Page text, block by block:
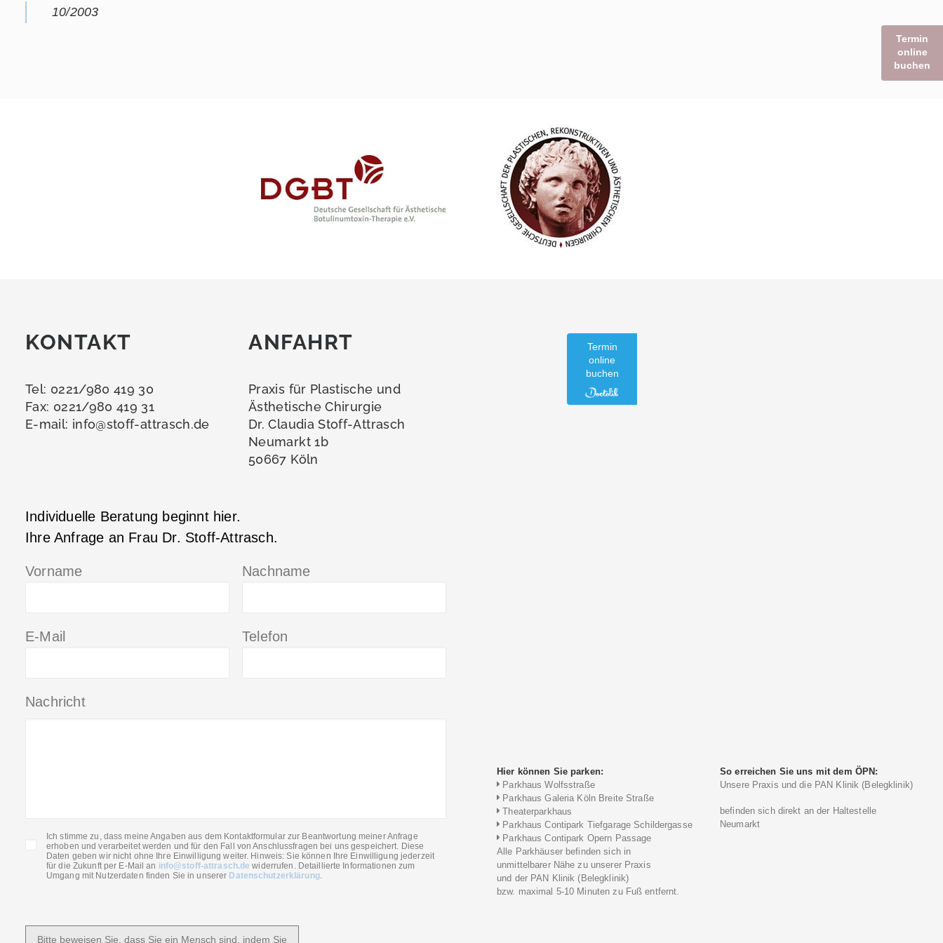
10/2003
KONTAKT
Tel: 0221/980 419 30
Fax: 0221/980 419 31
E-mail: info@stoff-attrasch.de
ANFAHRT
Praxis für Plastische und
Ästhetische Chirurgie
Dr. Claudia Stoff-Attrasch
Neumarkt 1b
50667 Köln
Individuelle Beratung beginnt hier.
Ihre Anfrage an Frau Dr. Stoff-Attrasch.
Vorname Nachname
E-Mail Telefon
Nachricht
Ich stimme zu, dass meine Angaben aus dem Kontaktformular zur Beantwortung meiner Anfrage
erhoben und verarbeitet werden und für den Fall von Anschlussfragen bei uns gespeichert. Diese
Daten geben wir nicht ohne Ihre Einwilligung weiter. Hinweis: Sie können Ihre Einwilligung jederzeit
für die Zukunft per E-Mail an info@stoff-attrasch.dewiderrufen. Detaillierte Informationen zum
Umgang mit Nutzerdaten finden Sie in unserer Datenschutzerklärung.
Bitte beweisen Sie, dass Sie ein Mensch sind, indem Sie
Termin
online
buchen
Hier können Sie parken:
Parkhaus Wolfsstraße
Parkhaus Galeria Köln Breite Straße
Theaterparkhaus
Parkhaus Contipark Tiefgarage Schildergasse
Parkhaus Contipark Opern Passage
Alle Parkhäuser befinden sich in
unmittelbarer Nähe zu unserer Praxis
und der PAN Klinik (Belegklinik)
bzw. maximal 5-10 Minuten zu Fuß entfernt.
So erreichen Sie uns mit dem ÖPN:
Unsere Praxis und die PAN Klinik (Belegklinik)
befinden sich direkt an der Haltestelle
Neumarkt
Termin
online
buchen